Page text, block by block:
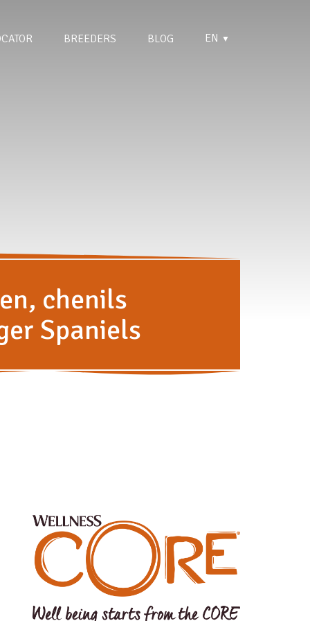
BREEDERS BLOG EN ▼
chenils
Spaniels